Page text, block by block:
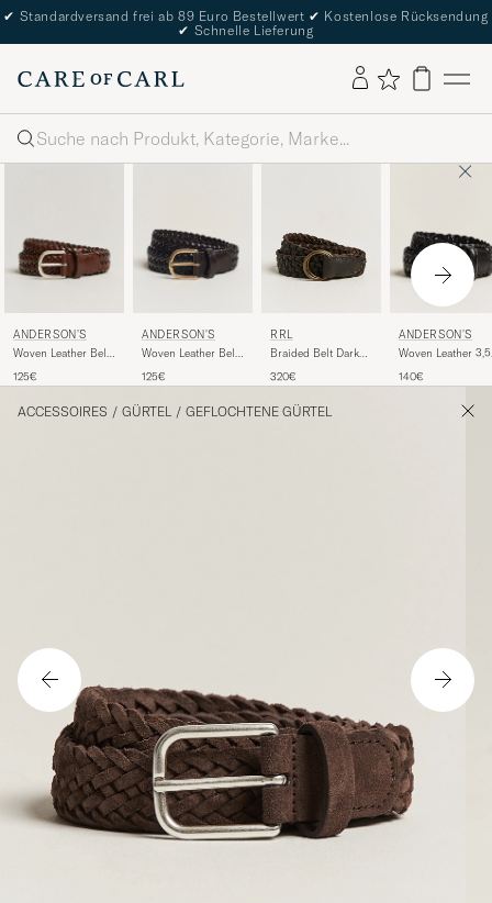
✔ Standardversand frei ab 89 Euro Bestellwert ✔ Kostenlose Rücksendung
✔ Schnelle Lieferung
Suche
ANDERSON'S
Woven Leather Belt
125€
ANDERSON'S
Woven Leather Belt
125€
RRL
Braided Belt Dark
320€
ANDERSON'S
Woven Leather 3,5
Black
140€
ACCESSOIRES / GÜRTEL / GEFLOCHTENE GÜRTEL